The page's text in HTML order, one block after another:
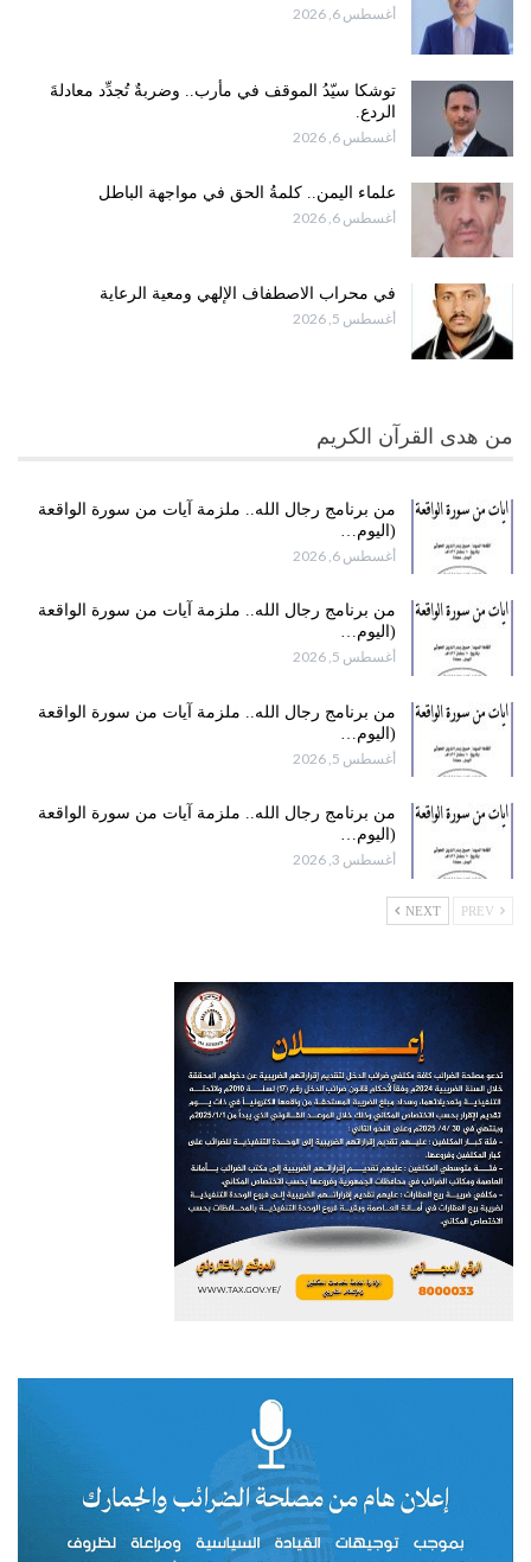
أغسطس 6, 2026
توشكا سيّدُ الموقف في مأرب.. وضربةٌ تُجدِّد معادلةَ
الردع.
أغسطس 6, 2026
علماء اليمن.. كلمةُ الحق في مواجهة الباطل
أغسطس 6, 2026
في محراب الاصطفاف الإلهي ومعية الرعاية
أغسطس 5, 2026
من هدى القرآن الكريم
من برنامج رجال الله.. ملزمة آيات من سورة الواقعة
(اليوم…
أغسطس 6, 2026
من برنامج رجال الله.. ملزمة آيات من سورة الواقعة
(اليوم…
أغسطس 5, 2026
من برنامج رجال الله.. ملزمة آيات من سورة الواقعة
(اليوم…
أغسطس 5, 2026
من برنامج رجال الله.. ملزمة آيات من سورة الواقعة
(اليوم…
أغسطس 3, 2026
NEXT